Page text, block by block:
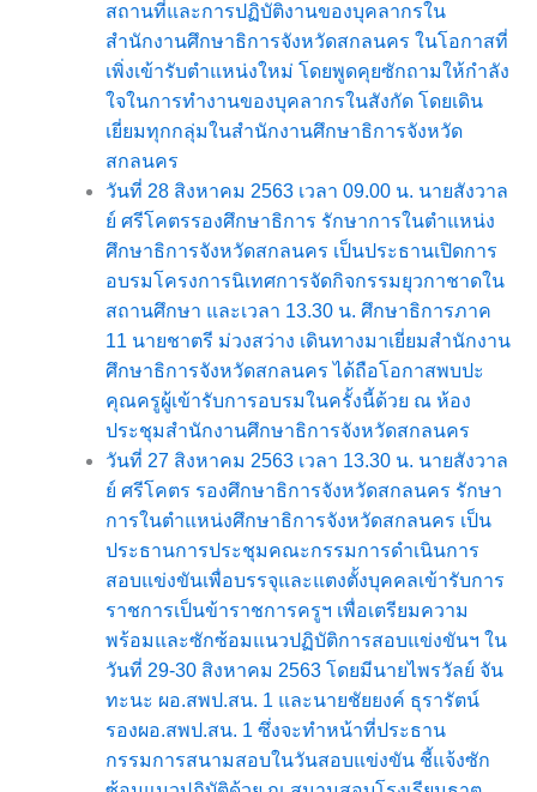
สถานที่และการปฏิบัติงานของบุคลากรใน
สำนักงานศึกษาธิการจังหวัดสกลนคร ในโอกาสที่
เพิ่งเข้ารับตำแหน่งใหม่ โดยพูดคุยซักถามให้กำลัง
ใจในการทำงานของบุคลากรในสังกัด โดยเดิน
เยี่ยมทุกกลุ่มในสำนักงานศึกษาธิการจังหวัด
สกลนคร
วันที่ 28 สิงหาคม 2563 เวลา 09.00 น. นายสังวาล
ย์ ศรีโคตรรองศึกษาธิการ รักษาการในตำแหน่ง
ศึกษาธิการจังหวัดสกลนคร เป็นประธานเปิดการ
อบรมโครงการนิเทศการจัดกิจกรรมยุวกาชาดใน
สถานศึกษา และเวลา 13.30 น. ศึกษาธิการภาค
11 นายชาตรี ม่วงสว่าง เดินทางมาเยี่ยมสำนักงาน
ศึกษาธิการจังหวัดสกลนคร ได้ถือโอกาสพบปะ
คุณครูผู้เข้ารับการอบรมในครั้งนี้ด้วย ณ ห้อง
ประชุมสำนักงานศึกษาธิการจังหวัดสกลนคร
วันที่ 27 สิงหาคม 2563 เวลา 13.30 น. นายสังวาล
ย์ ศรีโคตร รองศึกษาธิการจังหวัดสกลนคร รักษา
การในตำแหน่งศึกษาธิการจังหวัดสกลนคร เป็น
ประธานการประชุมคณะกรรมการดำเนินการ
สอบแข่งขันเพื่อบรรจุและแตงตั้งบุคคลเข้ารับการ
ราชการเป็นข้าราชการครูฯ เพื่อเตรียมความ
พร้อมและซักซ้อมแนวปฏิบัติการสอบแข่งขันฯ ใน
วันที่ 29-30 สิงหาคม 2563 โดยมีนายไพรวัลย์ จัน
ทะนะ ผอ.สพป.สน. 1 และนายชัยยงค์ ธุรารัตน์
รองผอ.สพป.สน. 1 ซึ่งจะทำหน้าที่ประธาน
กรรมการสนามสอบในวันสอบแข่งขัน ชี้แจ้งซัก